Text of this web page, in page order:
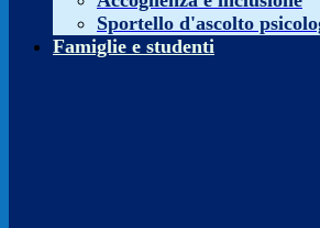
Sportello d'ascolto
Famiglie e studenti